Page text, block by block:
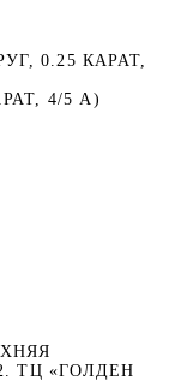
0.25 КАРАТ,
4/5 А)
ТЦ «ГОЛДЕН